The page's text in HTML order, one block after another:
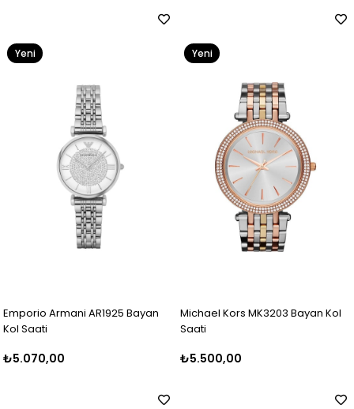
Emporio Armani AR1925 Bayan
Kol Saati
₺5.070,00
Yeni
Michael Kors MK3203 Bayan Kol
Saati
₺5.500,00
Yeni